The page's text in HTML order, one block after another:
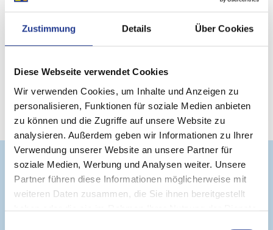
Zustimmung Details Über Cookies
Diese Webseite verwendet Cookies
Wir verwenden Cookies, um Inhalte und Anzeigen zu
personalisieren, Funktionen für soziale Medien anbieten
zu können und die Zugriffe auf unsere Website zu
analysieren. Außerdem geben wir Informationen zu Ihrer
Verwendung unserer Website an unsere Partner für
soziale Medien, Werbung und Analysen weiter. Unsere
Partner führen diese Informationen möglicherweise mit
weiteren Daten zusammen, die Sie ihnen bereitgestellt
haben oder die sie im Rahmen Ihrer Nutzung der Dienste
09.08.26 - 07.08.27 | 1 Woche
2 Erwachsene
Weitere Suchkriterien